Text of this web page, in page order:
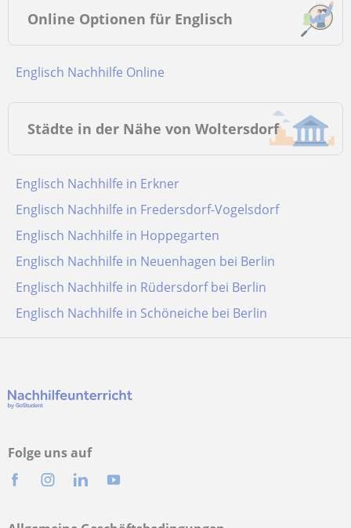
Online Optionen für Englisch
Englisch Nachhilfe Online
Städte in der Nähe von Woltersdorf
Englisch Nachhilfe in Erkner
Englisch Nachhilfe in Fredersdorf-Vogelsdorf
Englisch Nachhilfe in Hoppegarten
Englisch Nachhilfe in Neuenhagen bei Berlin
Englisch Nachhilfe in Rüdersdorf bei Berlin
Englisch Nachhilfe in Schöneiche bei Berlin
Folge uns auf